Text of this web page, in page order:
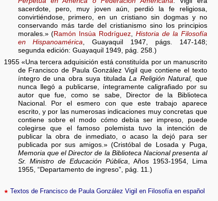
sacerdote, pero, muy joven aún, perdió la fe religiosa,
convirtiéndose, primero, en un cristiano sin dogmas y no
conservando más tarde del cristianismo sino los principios
morales.» (Ramón Insúa Rodríguez,Historia de la Filosofía
en Hispanoamérica, Guayaquil 1947, págs. 147-148;
segunda edición: Guayaquil 1949, pág. 258.)
1955 «Una tercera adquisición está constituída por un manuscrito
de Francisco de Paula González Vigil que contiene el texto
íntegro de una obra suya tituladaLa Religión Natural, que
nunca llegó a publicarse, íntegramente caligrafiado por su
autor que fue, como se sabe, Director de la Biblioteca
Nacional. Por el esmero con que este trabajo aparece
escrito, y por las numerosas indicaciones muy concretas que
contiene sobre el modo cómo debía ser impreso, puede
colegirse que el famoso polemista tuvo la intención de
publicar la obra de inmediato, o acaso la dejó para ser
publicada por sus amigos.» (Cristóbal de Losada y Puga,
Memoria que el Director de la Biblioteca Nacional presenta al
Sr. Ministro de Educación Pública, Años 1953-1954, Lima
1955, “Departamento de ingreso”, pág. 11.)
★ Textos de Francisco de Paula González Vigil en Filosofía en español